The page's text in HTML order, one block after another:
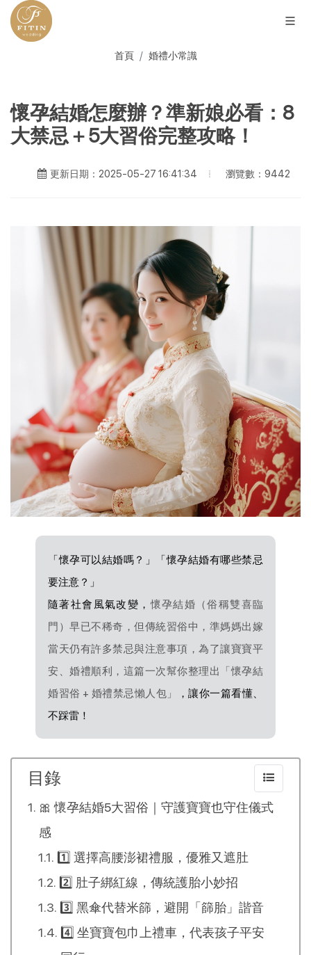
首頁 婚禮小常識
懷孕結婚怎麼辦？準新娘必看：8
大禁忌＋5大習俗完整攻略！
更新日期：2025-05-27 16:41:34 瀏覽數：9442
「懷孕可以結婚嗎？」「懷孕結婚有哪些禁忌
要注意？」
隨著社會風氣改變， 懷孕結婚（俗稱雙喜臨
門）早已不稀奇，但傳統習俗中，準媽媽出嫁
當天仍有許多禁忌與注意事項，為了讓寶寶平
安、婚禮順利，這篇一次幫你整理出「懷孕結
婚習俗 + 婚禮禁忌懶人包」
，讓你一篇看懂、
不踩雷！
目錄
🎀 懷孕結婚5大習俗｜守護寶寶也守住儀式
感
1️⃣ 選擇高腰澎裙禮服，優雅又遮肚
2️⃣ 肚子綁紅線，傳統護胎小妙招
3️⃣ 黑傘代替米篩，避開「篩胎」諧音
4️⃣ 坐寶寶包巾上禮車，代表孩子平安